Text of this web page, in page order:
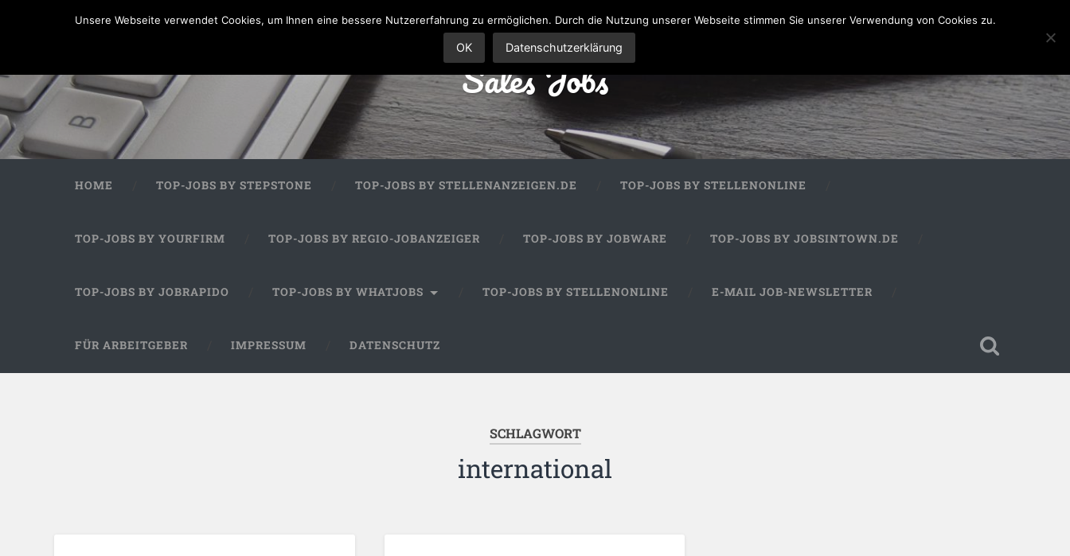
Sales Jobs
HOME TOP-JOBS BY STEPSTONE TOP-JOBS BY STELLENANZEIGEN.DE TOP-JOBS BY STELLENONLINE
TOP-JOBS BY YOURFIRM TOP-JOBS BY REGIO-JOBANZEIGER TOP-JOBS BY JOBWARE TOP-JOBS BY JOBSINTOWN.DE
TOP-JOBS BY JOBRAPIDO TOP-JOBS BY WHATJOBS TOP-JOBS BY STELLENONLINE E-MAIL JOB-NEWSLETTER
FÜR ARBEITGEBER IMPRESSUM DATENSCHUTZ
SCHLAGWORT
international
Unsere Webseite verwendet Cookies, um Ihnen eine bessere Nutzererfahrung zu ermöglichen. Durch die Nutzung unserer Webseite stimmen Sie unserer Verwendung von Cookies zu.
OK Datenschutzerklärung